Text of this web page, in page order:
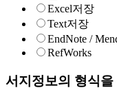
Excel저장
Text저장
EndNote /
RefWorks
서지정보의 형식